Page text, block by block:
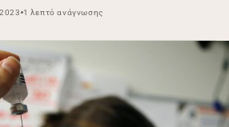
1 λεπτό ανάγνωσης